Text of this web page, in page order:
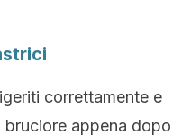
correttamente e
appena dopo